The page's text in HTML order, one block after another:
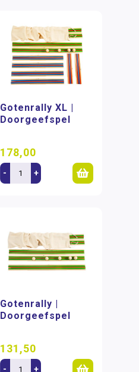
Gotenrally XL |
Doorgeefspel
178,00
- +
Gotenrally |
Doorgeefspel
131,50
- +